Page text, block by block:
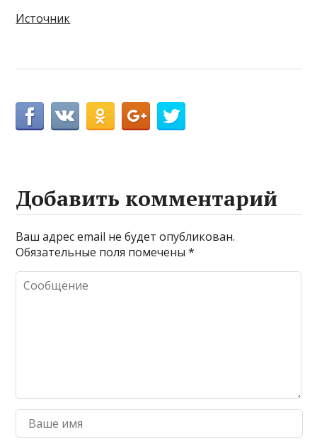
Источник
Добавить комментарий
Ваш адрес email не будет опубликован.
Обязательные поля помечены*